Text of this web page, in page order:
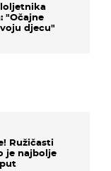
"Očajne
djecu"
Ružičasti
je najbolje